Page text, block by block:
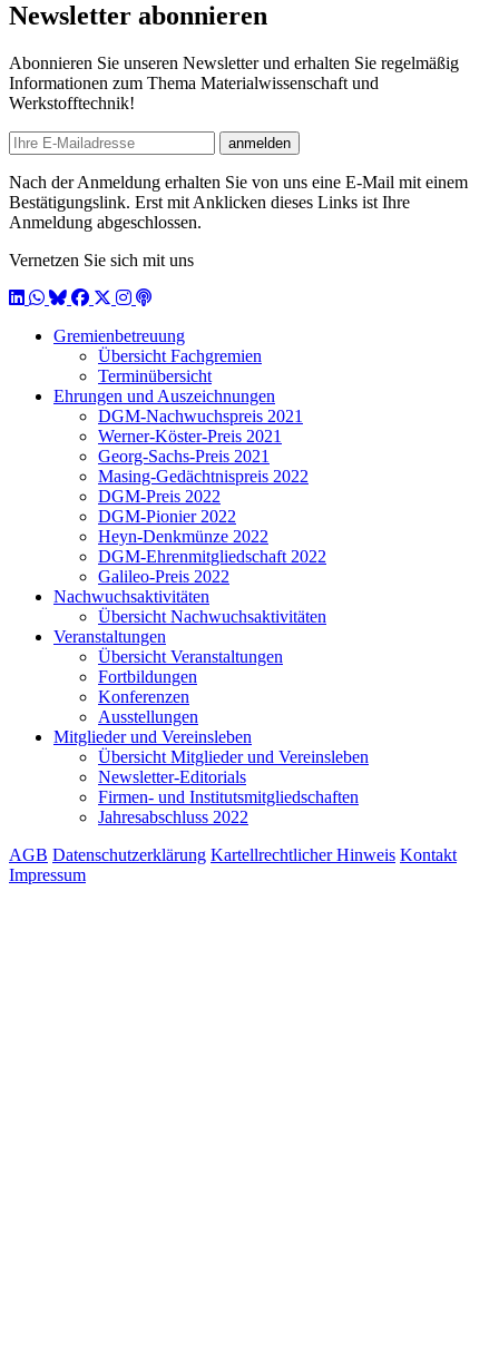
Newsletter abonnieren
Abonnieren Sie unseren Newsletter und erhalten Sie regelmäßig
Informationen zum Thema Materialwissenschaft und
Werkstofftechnik!
E-mail
anmelden
Nach der Anmeldung erhalten Sie von uns eine E-Mail mit einem
Bestätigungslink. Erst mit Anklicken dieses Links ist Ihre
Anmeldung abgeschlossen.
Vernetzen Sie sich mit uns
LinkedIn
WhatsApp
BlueSky
Facebook
X / Twitter
Instagram
Podcast
Gremienbetreuung
Übersicht Fachgremien
Terminübersicht
Ehrungen und Auszeichnungen
DGM-Nachwuchspreis 2021
Werner-Köster-Preis 2021
Georg-Sachs-Preis 2021
Masing-Gedächtnispreis 2022
DGM-Preis 2022
DGM-Pionier 2022
Heyn-Denkmünze 2022
DGM-Ehrenmitgliedschaft 2022
Galileo-Preis 2022
Nachwuchsaktivitäten
Übersicht Nachwuchsaktivitäten
Veranstaltungen
Übersicht Veranstaltungen
Fortbildungen
Konferenzen
Ausstellungen
Mitglieder und Vereinsleben
Übersicht Mitglieder und Vereinsleben
Newsletter-Editorials
Firmen- und Institutsmitgliedschaften
Jahresabschluss 2022
AGB Datenschutzerklärung Kartellrechtlicher Hinweis Kontakt
Impressum